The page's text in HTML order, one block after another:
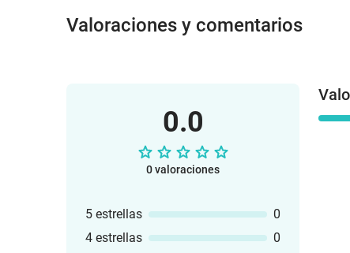
Valoraciones y comentarios
0.0
0 valoraciones
5 estrellas
0
4 estrellas
0